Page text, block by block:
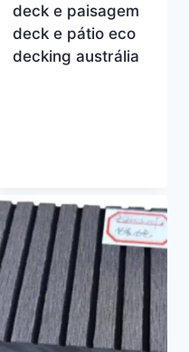
deck e paisagem
deck e pátio eco
decking austrália